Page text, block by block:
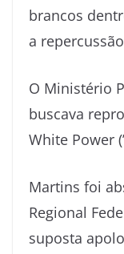
brancos
a
O Ministério
buscava
White Power
Martins foi
Regional
suposta